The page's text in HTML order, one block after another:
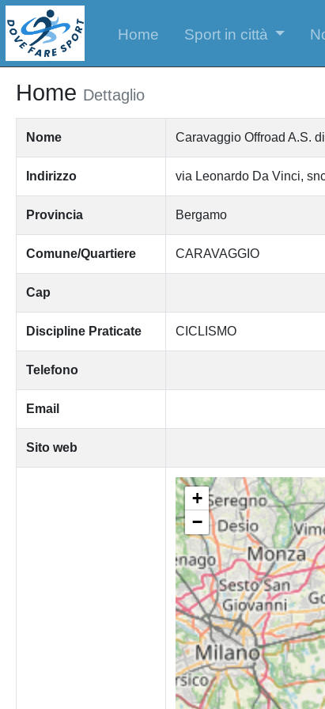
Home Sport in città
Home Dettaglio
Nome Caravaggio Offroad A.S.
Indirizzo via Leonardo Da Vinci,
Provincia Bergamo
Comune/Quartiere CARAVAGGIO
Cap
Discipline Praticate CICLISMO
Telefono
Email
Sito web
+
−